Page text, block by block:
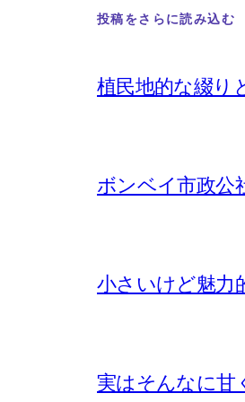
投稿をさらに読み込む
植民地的な綴り
ボンベイ市政公
小さいけど魅力
実はそんなに甘